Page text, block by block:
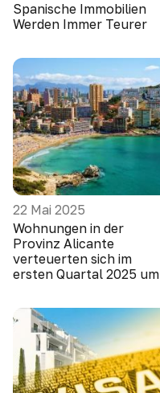
Spanische Immobilien
Werden Immer Teurer
22 Mai 2025
Wohnungen in der
Provinz Alicante
verteuerten sich im
ersten Quartal 2025 um